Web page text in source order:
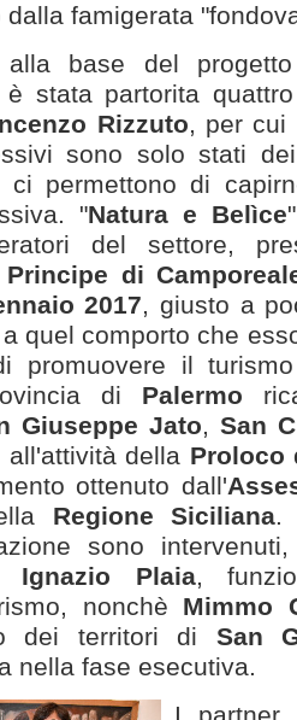
dalla famigerata
base del
è stata partorita
Rizzuto, per
sono solo stati
ci permettono di
"Natura e Belìce
del settore,
di
2017, giusto a
quel comporto che
promuovere il
di Palermo
Giuseppe Jato,San
all'attività della Proloco
ottenuto dall'
Regione Siciliana.
sono
Ignazio Plaia,
nonchè Mimmo
dei territori di San
nella fase esecutiva.